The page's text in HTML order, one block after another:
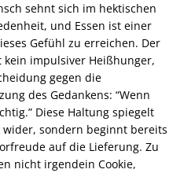
sehnt sich im hektischen
und Essen ist einer
Gefühl zu erreichen. Der
kein impulsiver Heißhunger,
gegen die
des Gedankens: “Wenn
Diese Haltung spiegelt
sondern beginnt bereits
auf die Lieferung. Zu
nicht irgendein Cookie,